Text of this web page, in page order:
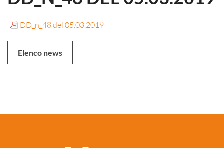
DD_n_48 del 05.03.2019
Elenco news